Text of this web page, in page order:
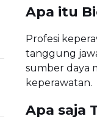
Apa itu
Profesi
tanggung
sumber daya
keperawatan.
Apa saja